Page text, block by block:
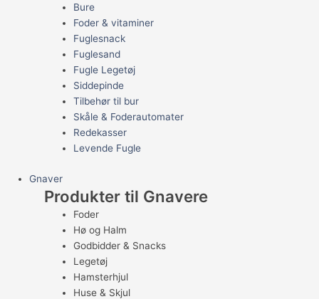
Bure
Foder & vitaminer
Fuglesnack
Fuglesand
Fugle Legetøj
Siddepinde
Tilbehør til bur
Skåle & Foderautomater
Redekasser
Levende Fugle
Gnaver
Produkter til Gnavere
Foder
Hø og Halm
Godbidder & Snacks
Legetøj
Hamsterhjul
Huse & Skjul